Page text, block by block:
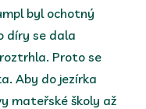
byl ochotný
díry se dala
Proto se
Aby do jezírka
mateřské školy až